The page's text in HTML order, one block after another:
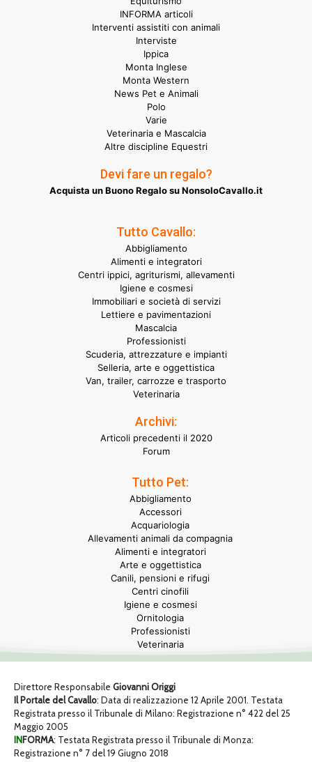
INFORMA articoli
Interventi assistiti con animali
Interviste
Ippica
Monta Inglese
Monta Western
News Pet e Animali
Polo
Varie
Veterinaria e Mascalcia
Altre discipline Equestri
Devi fare un regalo?
Acquista un Buono Regalo su NonsoloCavallo.it
Tutto Cavallo:
Abbigliamento
Alimenti e integratori
Centri ippici, agriturismi, allevamenti
Igiene e cosmesi
Immobiliari e società di servizi
Lettiere e pavimentazioni
Mascalcia
Professionisti
Scuderia, attrezzature e impianti
Selleria, arte e oggettistica
Van, trailer, carrozze e trasporto
Veterinaria
Archivi:
Articoli precedenti il 2020
Forum
Tutto Pet:
Abbigliamento
Accessori
Acquariologia
Allevamenti animali da compagnia
Alimenti e integratori
Arte e oggettistica
Canili, pensioni e rifugi
Centri cinofili
Igiene e cosmesi
Ornitologia
Professionisti
Veterinaria
Direttore Responsabile Giovanni Origgi
Il Portale del Cavallo: Data di realizzazione 12 Aprile 2001. Testata
Registrata presso il Tribunale di Milano: Registrazione n° 422 del 25
Maggio 2005
INFORMA: Testata Registrata presso il Tribunale di Monza:
Registrazione n° 7 del 19 Giugno 2018